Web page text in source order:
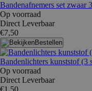
Bandenafnemers set zwaar
Op voorraad
Direct Leverbaar
€7,50
Bestellen
Bandenlichters kunststof (3
Op voorraad
Direct Leverbaar
€1,50